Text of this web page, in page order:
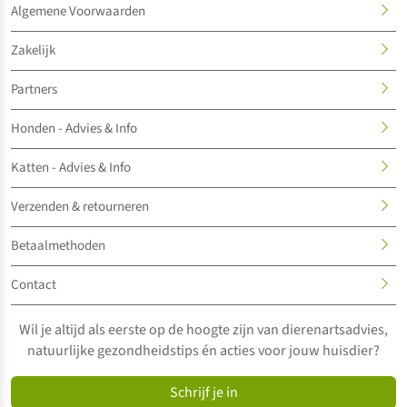
Algemene Voorwaarden
Zakelijk
Partners
Honden - Advies & Info
Katten - Advies & Info
Verzenden & retourneren
Betaalmethoden
Contact
Wil je altijd als eerste op de hoogte zijn van dierenartsadvies,
natuurlijke gezondheidstips én acties voor jouw huisdier?
Schrijf je in